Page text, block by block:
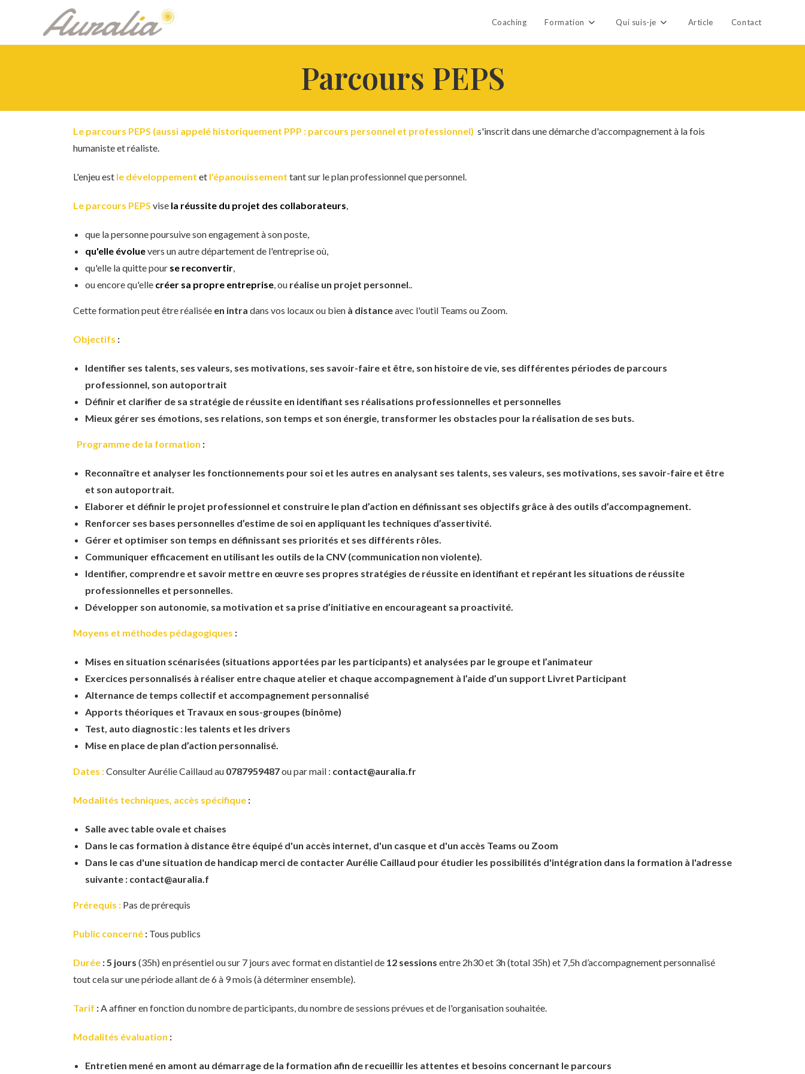
Coaching Formation Qui suis-je Article Contact
Parcours PEPS
Le parcours PEPS (aussi appelé historiquement PPP : parcours personnel et professionnel) s'inscrit dans une démarche d'accompagnement à la fois
humaniste et réaliste.
L'enjeu est le développement et l'épanouissement tant sur le plan professionnel que personnel.
Le parcours PEPS vise la réussite du projet des collaborateurs,
que la personne poursuive son engagement à son poste,
qu'elle évoluevers un autre département de l'entreprise où,
qu'elle la quitte pour se reconvertir,
ou encore qu'elle créer sa propre entreprise, ou réalise un projet personnel..
Cette formation peut être réalisée en intra dans vos locaux ou bien à distanceavec l'outil Teams ou Zoom.
Objectifs :
Identifier ses talents, ses valeurs, ses motivations, ses savoir-faire et être, son histoire de vie, ses différentes périodes de parcours
professionnel, son autoportrait
Définir et clarifier de sa stratégie de réussite en identifiant ses réalisations professionnelles et personnelles
Mieux gérer ses émotions, ses relations, son temps et son énergie, transformer les obstacles pour la réalisation de ses buts.
Programme de la formation :
Reconnaître et analyser les fonctionnements pour soi et les autres en analysant ses talents, ses valeurs, ses motivations, ses savoir-faire et être
et son autoportrait.
Elaborer et définir le projet professionnel et construire le plan d’action en définissant ses objectifs grâce à des outils d’accompagnement.
Renforcer ses bases personnelles d’estime de soi en appliquant les techniques d’assertivité.
Gérer et optimiser son temps en définissant ses priorités et ses différents rôles.
Communiquer efficacement en utilisant les outils de la CNV (communication non violente).
Identifier, comprendre et savoir mettre en œuvre ses propres stratégies de réussite en identifiant et repérant les situations de réussite
professionnelles et personnelles.
Développer son autonomie, sa motivation et sa prise d’initiative en encourageant sa proactivité.
Moyens et méthodes pédagogiques :
Mises en situation scénarisées (situations apportées par les participants) et analysées par le groupe et l’animateur
Exercices personnalisés à réaliser entre chaque atelier et chaque accompagnement à l’aide d’un support Livret Participant
Alternance de temps collectif et accompagnement personnalisé
Apports théoriques et Travaux en sous-groupes (binôme)
Test, auto diagnostic : les talents et les drivers
Mise en place de plan d’action personnalisé.
Dates :Consulter Aurélie Caillaud au 0787959487ou par mail : contact@auralia.fr
Modalités techniques, accès spécifique :
Salle avec table ovale et chaises
Dans le cas formation à distance être équipé d'un accès internet, d'un casque et d'un accès Teams ou Zoom
Dans le cas d'une situation de handicap merci de contacter Aurélie Caillaud pour étudier les possibilités d'intégration dans la formation à l'adresse
suivante : contact@auralia.f
Prérequis : Pas de prérequis
Public concerné : Tous publics
Durée : 5 jours (35h) en présentiel ou sur 7 jours avec format en distantiel de 12 sessions entre 2h30 et 3h (total 35h) et 7,5h d’accompagnement personnalisé
tout cela sur une période allant de 6 à 9 mois (à déterminer ensemble).
Tarif :A affiner en fonction du nombre de participants, du nombre de sessions prévues et de l'organisation souhaitée.
Modalités évaluation :
Entretien mené en amont au démarrage de la formation afin de recueillir les attentes et besoins concernant le parcours